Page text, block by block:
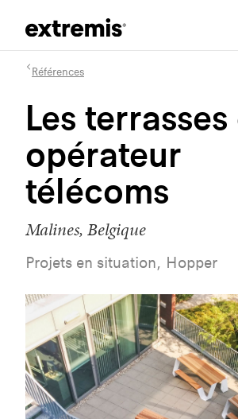
Références
Les
opérateur
télécoms
Malines, Belgique
Projets en situation, Hopper